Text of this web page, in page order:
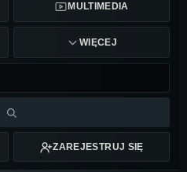
MULTIMEDIA
WIĘCEJ
ZAREJESTRUJ SIĘ